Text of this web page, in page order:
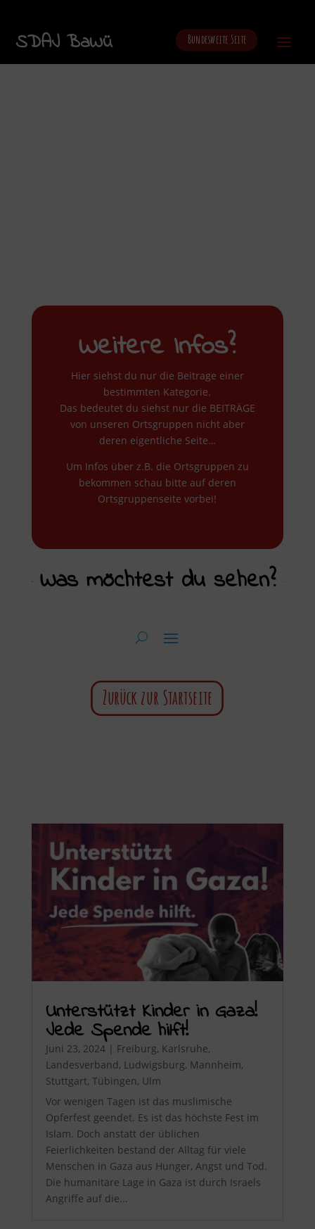
SDAJ BaWü Bundesweite Seite
Weitere Infos?
Hier siehst du nur die Beitrage einer
bestimmten Kategorie.
Das bedeutet du siehst nur die BEITRÄGE
von unseren Ortsgruppen nicht aber
deren eigentliche Seite…
Um Infos über z.B. die Ortsgruppen zu
bekommen schau bitte auf deren
Ortsgruppenseite vorbei!
Was möchtest du sehen?
Zurück zur Startseite
Unterstützt Kinder in Gaza!
Jede Spende hilft!
Juni 23, 2024| Freiburg, Karlsruhe,
Landesverband, Ludwigsburg, Mannheim,
Stuttgart, Tübingen, Ulm
Vor wenigen Tagen ist das muslimische
Opferfest geendet. Es ist das höchste Fest im
Islam. Doch anstatt der üblichen
Feierlichkeiten bestand der Alltag für viele
Menschen in Gaza aus Hunger, Angst und Tod.
Die humanitäre Lage in Gaza ist durch Israels
Angriffe auf die...